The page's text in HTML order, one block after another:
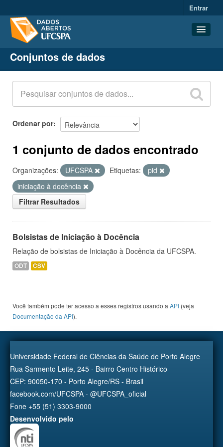
Entrar
Conjuntos de dados
Organizações
Grupos
Sobre
Conjuntos de dados
Ordenar por
1 conjunto de dados encontrado
Organizações: UFCSPA Etiquetas:
pid
iniciação à docência
Filtrar Resultados
Bolsistas de Iniciação à Docência
Relação de bolsistas de Iniciação à Docência da UFCSPA.
ODT CSV
Você também pode ter acesso a esses registros usando a API (veja
Documentação da API).
Universidade Federal de Ciências da Saúde de Porto Alegre
Rua Sarmento Leite, 245 - Bairro Centro Histórico
CEP: 90050-170 - Porto Alegre/RS - Brasil
facebook.com/UFCSPA - @UFCSPA_oficial
Fone +55 (51) 3303-9000
Desenvolvido pelo